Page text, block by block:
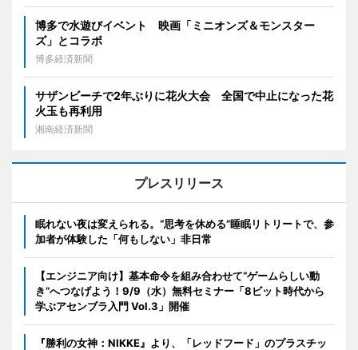
博多で水遊びイベント 映画「ミニオンズ＆モンスター
ズ」とコラボ
博多経済新聞
サザンビーチで2年ぶりに花火大会 全国で中止になった花
火玉も再利用
湘南経済新聞
プレスリリース
眠れない夜は変えられる。“思考を休める”睡眠リトリートで、参
加者が体験した「何もしない」非日常
【エンジニア向け】基本命令を組み合わせて“ゲームらしい動
き”へつなげよう！9/9（水）無料セミナー「8ビット時代から
学ぶアセンブラ入門 Vol.3」開催
『勝利の女神：NIKKE』より、「レッドフード」のプラスチッ